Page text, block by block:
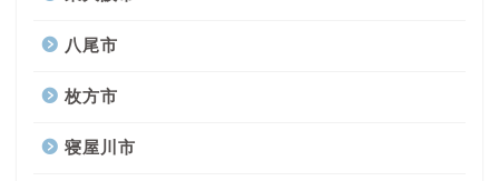
八尾市
枚方市
寝屋川市